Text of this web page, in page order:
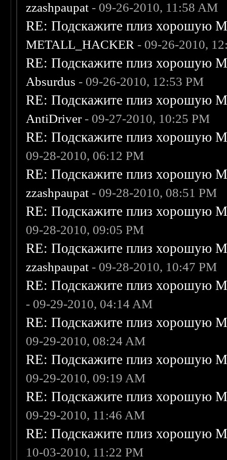
zzashpaupat - 09-26-2010, 11:58 AM
RE: Подскажите плиз хорошую
METALL_HACKER - 09-26-2010,
RE: Подскажите плиз хорошую
Absurdus - 09-26-2010, 12:53 PM
RE: Подскажите плиз хорошую
AntiDriver- 09-27-2010, 10:25 PM
RE: Подскажите плиз хорошую
09-28-2010, 06:12 PM
RE: Подскажите плиз хорошую
zzashpaupat - 09-28-2010, 08:51 PM
RE: Подскажите плиз хорошую
09-28-2010, 09:05 PM
RE: Подскажите плиз хорошую
zzashpaupat - 09-28-2010, 10:47 PM
RE: Подскажите плиз хорошую
- 09-29-2010, 04:14 AM
RE: Подскажите плиз хорошую
09-29-2010, 08:24 AM
RE: Подскажите плиз хорошую
09-29-2010, 09:19 AM
RE: Подскажите плиз хорошую
09-29-2010, 11:46 AM
RE: Подскажите плиз хорошую
10-03-2010, 11:22 PM